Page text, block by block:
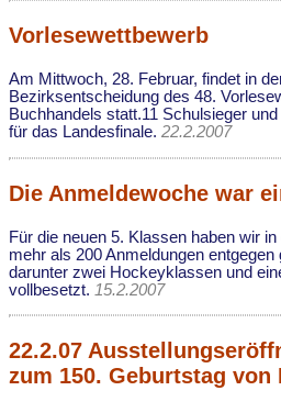
Vorlesewettbewerb
Am Mittwoch, 28. Februar, findet in
Bezirksentscheidung des 48.
Buchhandels statt.11 Schulsieger
für das Landesfinale. 22.2.2007
Die Anmeldewoche war
Für die neuen 5. Klassen haben wir
mehr als 200 Anmeldungen
darunter zwei Hockeyklassen und
vollbesetzt. 15.2.2007
22.2.07
zum 150. Geburtstag von